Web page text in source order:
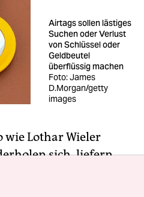
Airtags sollen lästiges
Suchen oder Verlust
von Schlüssel oder
Geldbeutel
überflüssig machen
Foto: James
D.Morgan/getty
images
wie Lothar Wieler
sich, liefern
sich
gewusst haben.